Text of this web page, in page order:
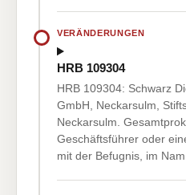
VERÄNDERUNGEN
HRB 109304
HRB 109304: Schwarz
GmbH, Neckarsulm,
Neckarsulm.
Geschäftsführer oder
mit der Befugnis, im